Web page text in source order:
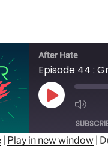
After Hate
Episode 44 :
Play
Play in new window